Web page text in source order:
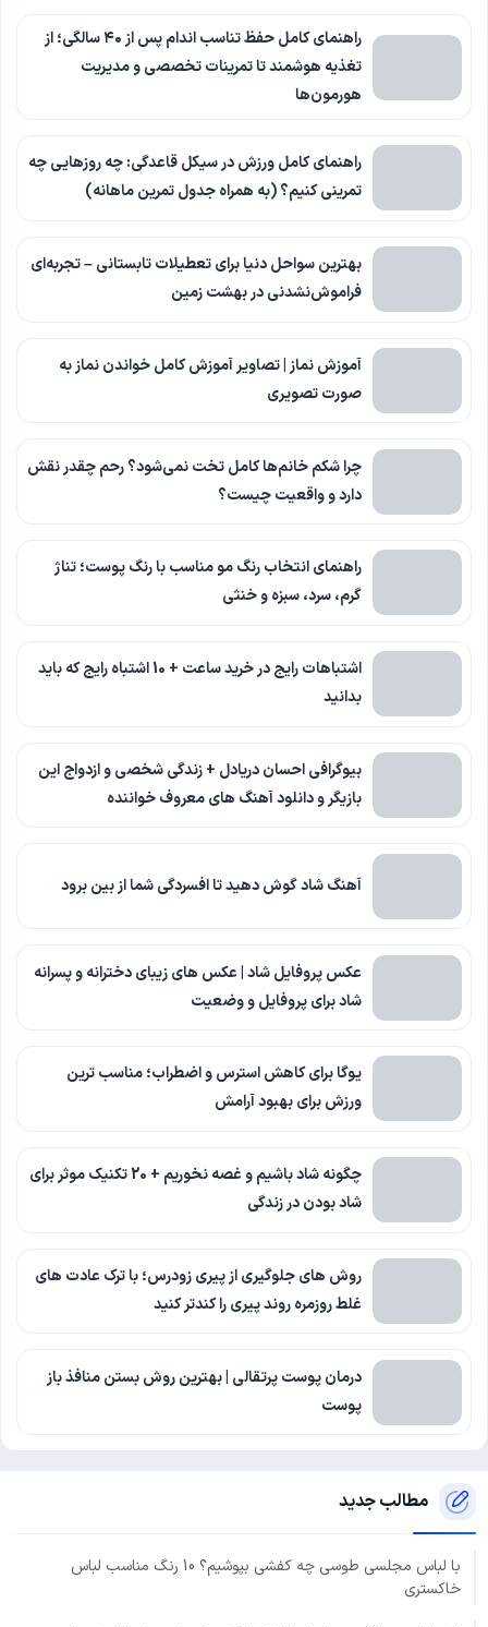
راهنمای کامل حفظ تناسب اندام پس از ۴۰ سالگی؛ از
تغذیه هوشمند تا تمرینات تخصصی و مدیریت
هورمون‌ها
راهنمای کامل ورزش در سیکل قاعدگی: چه روزهایی چه
تمرینی کنیم؟ (به همراه جدول تمرین ماهانه)
بهترین سواحل دنیا برای تعطیلات تابستانی – تجربه‌ای
فراموش‌نشدنی در بهشت زمین
آموزش نماز | تصاویر آموزش کامل خواندن نماز به
صورت تصویری
چرا شکم خانم‌ها کامل تخت نمی‌شود؟ رحم چقدر نقش
دارد و واقعیت چیست؟
راهنمای انتخاب رنگ مو مناسب با رنگ پوست؛ تناژ
گرم، سرد، سبزه و خنثی
اشتباهات رایج در خرید ساعت + 10 اشتباه رایج که باید
بدانید
بیوگرافی احسان دریادل + زندگی شخصی و ازدواج این
بازیگر و دانلود آهنگ های معروف خواننده
آهنگ شاد گوش دهید تا افسردگی شما از بین برود
عکس پروفایل شاد | عکس های زیبای دخترانه و پسرانه
شاد برای پروفایل و وضعیت
یوگا برای کاهش استرس و اضطراب؛ مناسب ترین
ورزش برای بهبود آرامش
چگونه شاد باشیم و غصه نخوریم + 20 تکنیک موثر برای
شاد بودن در زندگی
روش های جلوگیری از پیری زودرس؛ با ترک عادت های
غلط روزمره روند پیری را کندتر کنید
درمان پوست پرتقالی | بهترین روش بستن منافذ باز
پوست
مطالب جدید
با لباس مجلسی طوسی چه کفشی بپوشیم؟ 10 رنگ مناسب لباس
خاکستری